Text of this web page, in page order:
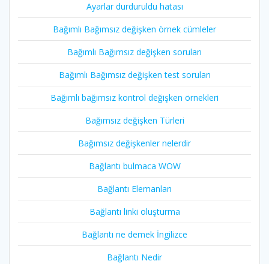
Ayarlar durduruldu hatası
Bağımlı Bağımsız değişken örnek cümleler
Bağımlı Bağımsız değişken soruları
Bağımlı Bağımsız değişken test soruları
Bağımlı bağımsız kontrol değişken örnekleri
Bağımsız değişken Türleri
Bağımsız değişkenler nelerdir
Bağlantı bulmaca WOW
Bağlantı Elemanları
Bağlantı linki oluşturma
Bağlantı ne demek İngilizce
Bağlantı Nedir